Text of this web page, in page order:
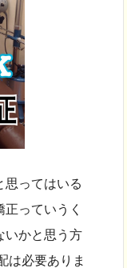
思ってはいる
っていうく
いかと思う方
は必要ありま